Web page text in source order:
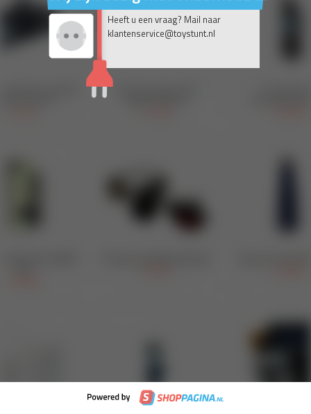
Heeft u een vraag? Mail naar
klantenservice@toystunt.nl